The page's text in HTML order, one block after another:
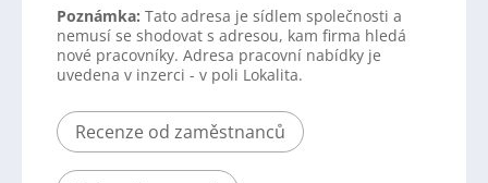
Poznámka: Tato adresa je sídlem společnosti a
nemusí se shodovat s adresou, kam firma hledá
nové pracovníky. Adresa pracovní nabídky je
uvedena v inzerci - v poli Lokalita.
Recenze od zaměstnanců